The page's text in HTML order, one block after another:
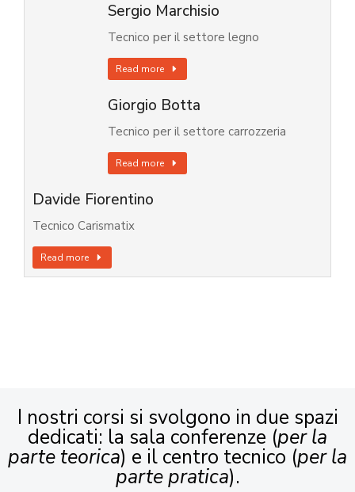
Sergio Marchisio
Tecnico per il settore legno
Read more
Giorgio Botta
Tecnico per il settore carrozzeria
Read more
Davide Fiorentino
Tecnico Carismatix
Read more
I nostri corsi si svolgono in due spazi
dedicati: la sala conferenze (per la
parte teorica) e il centro tecnico (per la
parte pratica).